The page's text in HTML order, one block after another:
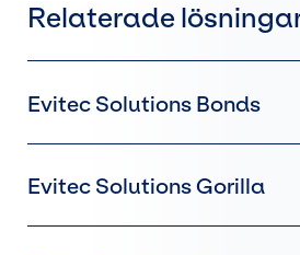
Relaterade
Evitec Solutions Bonds
Evitec Solutions Gorilla